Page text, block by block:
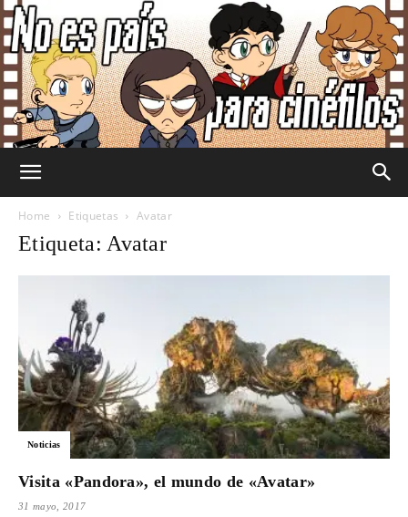
País
Para
Home Etiquetas Avatar
Etiqueta: Avatar
Noticias
Visita «Pandora», el mundo de «Avatar»
31 mayo, 2017